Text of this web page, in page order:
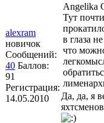
alexram
новичок
Сообщений:
40 Баллов:
91
Регистрация:
14.05.2010
Angelika
Тут
в глаза
что
Да, да, я